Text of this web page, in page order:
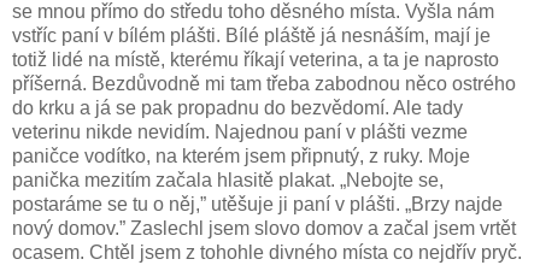
se mnou přímo do středu toho děsného místa. Vyšla nám
vstříc paní v bílém plášti. Bílé pláště já nesnáším, mají je
totiž lidé na místě, kterému říkají veterina, a ta je naprosto
příšerná. Bezdůvodně mi tam třeba zabodnou něco ostrého
do krku a já se pak propadnu do bezvědomí. Ale tady
veterinu nikde nevidím. Najednou paní v plášti vezme
paničce vodítko, na kterém jsem připnutý, z ruky. Moje
panička mezitím začala hlasitě plakat. „Nebojte se,
postaráme se tu o něj,” utěšuje ji paní v plášti. „Brzy najde
nový domov.” Zaslechl jsem slovo domov a začal jsem vrtět
ocasem. Chtěl jsem z tohohle divného místa co nejdřív pryč.